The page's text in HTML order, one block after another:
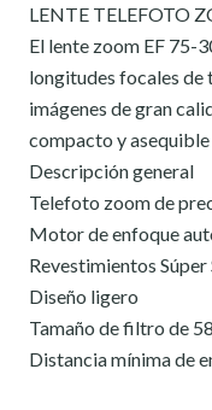
LENTE TELEFOTO
El lente zoom EF 75-
longitudes focales
imágenes de gran
compacto y
Descripción general
Telefoto zoom de
Motor de enfoque
Revestimientos
Diseño ligero
Tamaño de filtro de
Distancia mínima de